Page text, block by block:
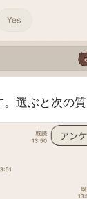
選ぶと次の質